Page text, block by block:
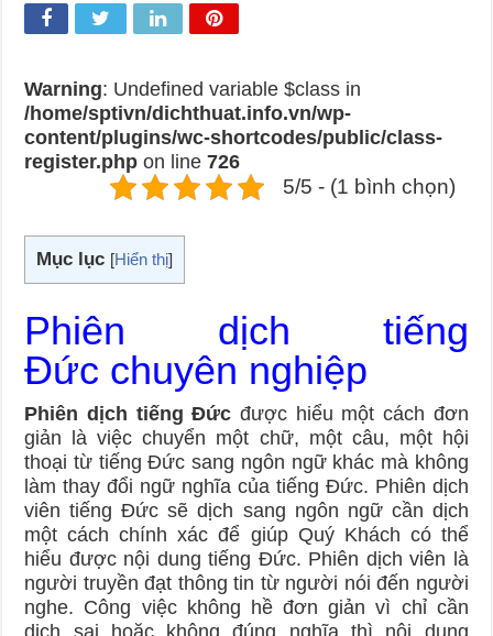
Warning: Undefined variable $class in
/home/sptivn/dichthuat.info.vn/wp-
content/plugins/wc-shortcodes/public/class-
register.php on line726
5/5 - (1 bình chọn)
Mục lục [Hiển thị]
Phiên dịch tiếng
Đức chuyên nghiệp
Phiên dịch tiếng Đức được hiểu một cách đơn
giản là việc chuyển một chữ, một câu, một hội
thoại từ tiếng Đức sang ngôn ngữ khác mà không
làm thay đổi ngữ nghĩa của tiếng Đức. Phiên dịch
viên tiếng Đức sẽ dịch sang ngôn ngữ cần dịch
một cách chính xác để giúp Quý Khách có thể
hiểu được nội dung tiếng Đức. Phiên dịch viên là
người truyền đạt thông tin từ người nói đến người
nghe. Công việc không hề đơn giản vì chỉ cần
dịch sai hoặc không đúng nghĩa thì nội dung